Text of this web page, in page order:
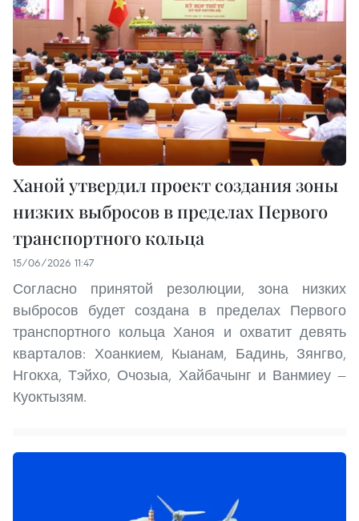
Ханой утвердил проект создания зоны
низких выбросов в пределах Первого
транспортного кольца
15/06/2026 11:47
Согласно принятой резолюции, зона низких
выбросов будет создана в пределах Первого
транспортного кольца Ханоя и охватит девять
кварталов: Хоанкием, Кыанам, Бадинь, Зянгво,
Нгокха, Тэйхо, Очозыа, Хайбачынг и Ванмиеу —
Куоктызям.